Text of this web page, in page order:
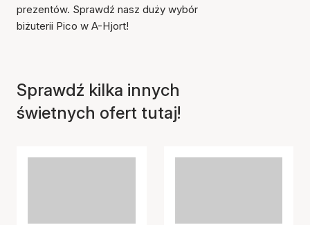
Przedmiot został dodany
do koszyka
prezentów. Sprawdź nasz duży wybór
biżuterii Pico w A-Hjort!
Sprawdź kilka innych
świetnych ofert tutaj!